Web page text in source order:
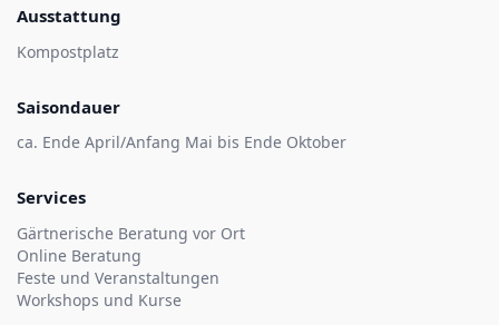
Ausstattung
Kompostplatz
Saisondauer
ca. Ende April/Anfang Mai bis Ende Oktober
Services
Gärtnerische Beratung vor Ort
Online Beratung
Feste und Veranstaltungen
Workshops und Kurse